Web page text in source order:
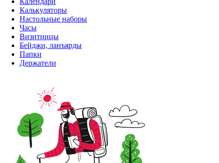
Калькуляторы
Настольные наборы
Часы
Визитницы
Бейджи, ланъярды
Папки
Держатели